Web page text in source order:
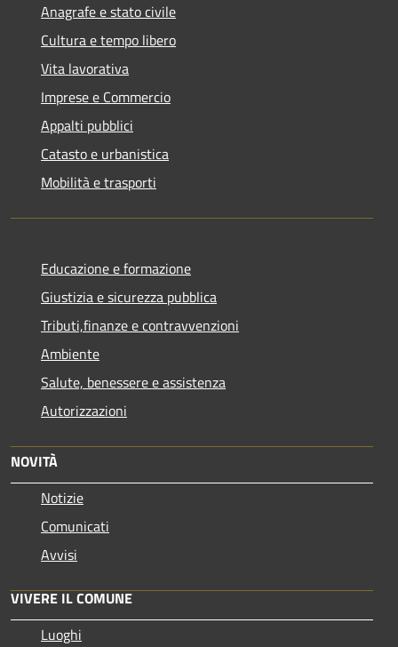
Anagrafe e stato civile
Cultura e tempo libero
Vita lavorativa
Imprese e Commercio
Appalti pubblici
Catasto e urbanistica
Mobilità e trasporti
Educazione e formazione
Giustizia e sicurezza pubblica
Tributi,finanze e contravvenzioni
Ambiente
Salute, benessere e assistenza
Autorizzazioni
NOVITÀ
Notizie
Comunicati
Avvisi
VIVERE IL COMUNE
Luoghi